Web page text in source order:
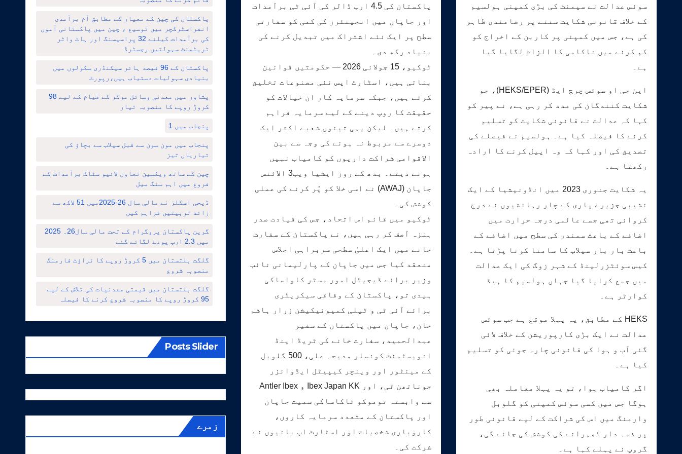
سوئس عدالت نے سیمنٹ کی بڑی کمپنی ہولسیم
کے خلاف قانونی شکایت سننے پر رضامندی ظاہر
کی ہے، جس میں کمپنی پر کاربن کے اخراج کو
کم کرنے میں ناکامی کا الزام لگایا گیا
ہے۔
این جی او سوئس چرچ ایڈ (HEKS/EPER)، جو
شکایت کنندگان کی مدد کر رہی ہے، نے پیر کو
کہا کہ عدالت نے قانونی شکایت کو تسلیم
کرنے کا فیصلہ کیا ہے۔ ہولسیم نے فیصلے کی
تصدیق کی اور کہا کہ وہ اپیل کرنے کا ارادہ
رکھتا ہے۔
یہ شکایت جنوری 2023 میں انڈونیشیا کے ایک
نشیبی جزیرے پاری کے چار رہائشیوں نے درج
کروائی تھی جسے عالمی درجہ حرارت میں
اضافے کے باعث سمندر کی سطح میں اضافے کے
باعث بار بار سیلاب کا سامنا کرنا پڑتا ہے۔
کیس سوئٹزرلینڈ کے شہر زوگ کی ایک عدالت
میں جمع کرایا گیا جہاں ہولسیم کا ہیڈ
کوارٹر ہے۔
HEKS کے مطابق، یہ پہلا موقع ہے جب سوئس
عدالت نے ایک بڑی کارپوریشن کے خلاف لائی
گئی آب و ہوا کی قانونی چارہ جوئی کو تسلیم
کیا ہے۔
اگر کامیاب ہوا، تو یہ پہلا معاملہ بھی
ہوگا جس میں کسی سوئس کمپنی کو گلوبل
وارمنگ میں اس کی شراکت کے لیے قانونی طور
پر ذمہ دار ٹھہرانے کی کوشش کی جائے گی،
گروپ نے پہلے کہا ہے۔
پاکستان کی 4.5 ارب ڈالر کی آئی ٹی برآمدات
اور جاپان میں انجینئرز کی کمی کو سفارتی
سطح پر ایک نئے اشتراک میں تبدیل کرنے کی
بنیاد رکھ دی۔
ٹوکیو، 15 جولائی 2026 — حکومتیں قوانین
بناتی ہیں، اسٹارٹ اپس نئی مصنوعات تخلیق
کرتے ہیں، جبکہ سرمایہ کار ان خیالات کو
حقیقت کا روپ دینے کے لیے سرمایہ فراہم
کرتے ہیں۔ لیکن یہی تینوں شعبے اکثر ایک
دوسرے سے مربوط نہ ہونے کی وجہ سے بین
الاقوامی شراکت داریوں کو کامیاب نہیں
ہونے دیتے۔ بدھ کے روز ایشیا ویب3 الائنس
جاپان (AWAJ) نے اسی خلا کو پُر کرنے کی عملی
کوشش کی۔
ٹوکیو میں قائم اس اتحاد، جس کی قیادت صدر
ہنزہ آصف کر رہی ہیں، نے پاکستان کے سفارت
خانے میں ایک اعلیٰ سطحی سربراہی اجلاس
منعقد کیا جس میں جاپان کے پارلیمانی نائب
وزیر برائے ڈیجیٹل امور مسٹر کاواساکی
ہیدی تو، پاکستان کے وفاقی سیکریٹری
برائے آئی ٹی و ٹیلی کمیونیکیشن زرار ہاشم
خان، جاپان میں پاکستان کے سفیر
عبدالحمید، سفارت خانے کی ٹریڈ اینڈ
انویسٹمنٹ کونسلر مدیحہ علی، 500 گلوبل
کے مینٹور اور وینچر کیپیٹل ایڈوائزر
جوناتھن ٹی، اور Ibex Japan KK و Antler Ibex
سے وابستہ توموکو تاکاساکی سمیت جاپان
اور پاکستان کے متعدد سرمایہ کاروں،
کاروباری شخصیات اور اسٹارٹ اپ بانیوں نے
شرکت کی۔
پاکستان کی چین کے معیار کے مطابق آم برآمدی
انفراسٹرکچر میں توسیع ، چین میں پاکستانی آموں
کی برآمدات کیلئے 32 پراسیسنگ اور ہاٹ واٹر
ٹریٹمنٹ سہولتیں رجسٹرڈ
پاکستان کے 96 فیصد ہائر سیکنڈری سکولوں میں
بنیادی سہولیات دستیاب ہیں،رپورٹ
پشاور میں معدنی وسائل مرکز کے قیام کے لیے 98
کروڑ روپے کا منصوبہ تیار
پنجاب میں 1
پنجاب میں مون سون سے قبل سیلاب سے بچاؤ کی
تیاریاں تیز
چین کے ساتھ ویکسین تعاون لائیو سٹاک برآمدات کے
فروغ میں اہم سنگ میل
ڈیجی اسکلز نے مالی سال 26-2025میں 51 لاکھ سے
زائد تربیتیں فراہم کیں
گرین پاکستان پروگرام کے تحت مالی سال26۔ 2025
میں 2.3 ارب پودے لگائے گئے
گلگت بلتستان میں 5 کروڑ روپے کا ٹراؤٹ فارمنگ
منصوبہ شروع
گلگت بلتستان میں قیمتی معدنیات کی تلاش کے لیے
95 کروڑ روپے کا منصوبہ شروع کرنے کا فیصلہ
Posts Slider
زمرے